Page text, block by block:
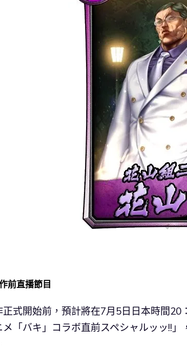
前直播節目
正式開始前，預計將在7月5日日本時間
「バキ」コラボ直前スペシャルッッ!!